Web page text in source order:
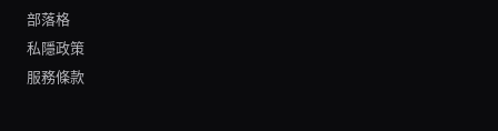
部落格
私隱政策
服務條款